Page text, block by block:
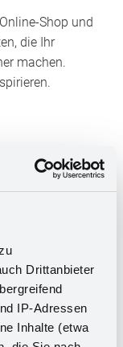
Drittanbieter
IP-Adressen
Inhalte (etwa
Shop und
die Ihr
machen.
Ihr